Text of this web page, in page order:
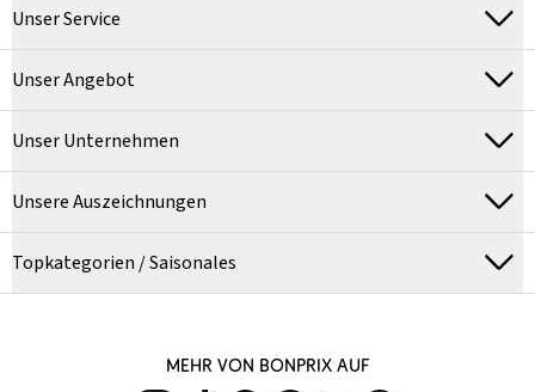
Unser Service
Unser Angebot
Unser Unternehmen
Unsere Auszeichnungen
Topkategorien / Saisonales
MEHR VON BONPRIX AUF